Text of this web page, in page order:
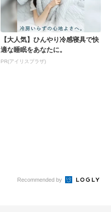
【大人気】ひんやり冷感寝具で快
適な睡眠をあなたに。
PR(アイリスプラザ)
Recommended by